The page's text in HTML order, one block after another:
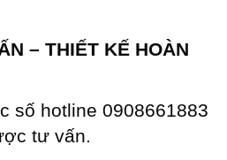
– THIẾT KẾ HOÀN
số hotline 0908661883
tư vấn.